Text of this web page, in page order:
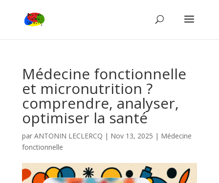
Médecine fonctionnelle
et micronutrition ?
comprendre, analyser,
optimiser la santé
par ANTONIN LECLERCQ | Nov 13, 2025 | Médecine
fonctionnelle